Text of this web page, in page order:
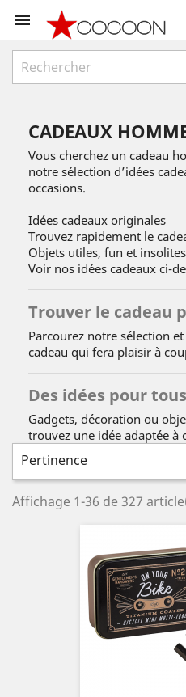

CADEAUX
Vous cherchez un cadeau
notre sélection d’idées
occasions.
Idées cadeaux originales
Trouvez rapidement le
Objets utiles, fun et insolites
Voir nos idées cadeaux ci-
Trouver le cadeau
Parcourez notre sélection
cadeau qui fera plaisir à
Des idées pour
Gadgets, décoration ou
trouvez une idée adaptée à
Pertinence
Affichage 1-36 de 327